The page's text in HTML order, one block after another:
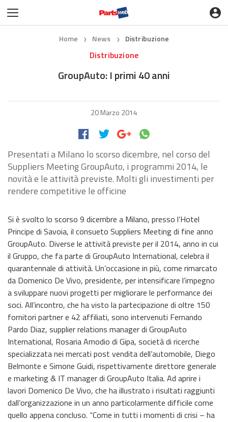
Home ❯ News ❯ Distribuzione
Distribuzione
GroupAuto: I primi 40 anni
20 Marzo 2014
Presentati a Milano lo scorso dicembre, nel corso del
Suppliers Meeting GroupAuto, i programmi 2014, le
novità e le attività previste. Molti gli investimenti per
rendere competitive le officine
Si è svolto lo scorso 9 dicembre a Milano, presso l’Hotel
Principe di Savoia, il consueto Suppliers Meeting di fine anno
GroupAuto. Diverse le attività previste per il 2014, anno in cui
il Gruppo, che fa parte di GroupAuto International, celebra il
quarantennale di attività. Un’occasione in più, come rimarcato
da Domenico De Vivo, presidente, per intensificare l’impegno
a sviluppare nuovi progetti per migliorare le performance dei
soci. All’incontro, che ha visto la partecipazione di oltre 150
fornitori partner e 42 affiliati, sono intervenuti Fernando
Pardo Diaz, supplier relations manager di GroupAuto
International, Rosaria Amodio di Gipa, società di ricerche
specializzata nei mercati post vendita dell’automobile, Diego
Belmonte e Simone Guidi, rispettivamente direttore generale
e marketing & IT manager di GroupAuto Italia. Ad aprire i
lavori Domenico De Vivo, che ha illustrato i risultati raggiunti
dall’organizzazione in un anno particolarmente difficile come
quello appena concluso. “Come in tutti i momenti di crisi – ha